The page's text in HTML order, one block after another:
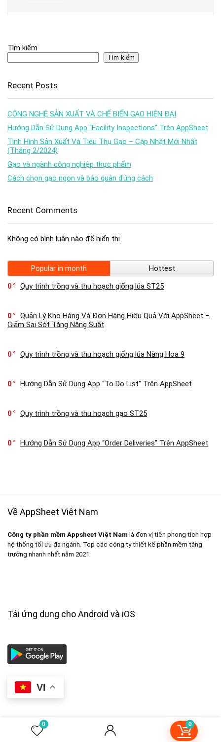
0 0
Tìm kiếm
Tìm kiếm
Recent Posts
CÔNG NGHỆ SẢN XUẤT VÀ CHẾ BIẾN GẠO HIỆN ĐẠI
Hướng Dẫn Sử Dụng App “Facility Inspections” Trên AppSheet
Tình Hình Sản Xuất Và Tiêu Thụ Gạo – Cập Nhật Mới Nhất
(Tháng 2/2024)
Gạo và ngành công nghiệp thực phẩm
Cách chọn gạo ngon và bảo quản đúng cách
Recent Comments
Không có bình luận nào để hiển thị.
Popular in month
Hottest
0
Quy trình trồng và thu hoạch giống lúa ST25
0
Quản Lý Kho Hàng Và Đơn Hàng Hiệu Quả Với AppSheet –
Giảm Sai Sót Tăng Năng Suất
0 Quy trình trồng và thu hoạch giống lúa Nàng Hoa 9
0 Hướng Dẫn Sử Dụng App “To Do List” Trên AppSheet
0 Quy trình trồng và thu hoạch gạo ST25
0 Hướng Dẫn Sử Dụng App “Order Deliveries” Trên AppSheet
Về AppSheet Việt Nam
Công ty phần mềm Appsheet Việt Nam là đơn vị tiên phong tích hợp
hệ thống tối ưu đa ngành. Top các công ty thiết kế phần mềm tăng
trưởng nhanh nhất năm 2021.
Tải ứng dụng cho Android và iOS
VI
2024 Appsheet Vietnam Design. All rights reserved.